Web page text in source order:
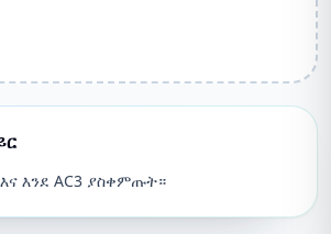
እንደ AC3 ያስቀምጡት።